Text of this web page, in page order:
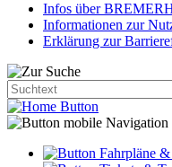
Infos über
Informationen zur
Erklärung zur